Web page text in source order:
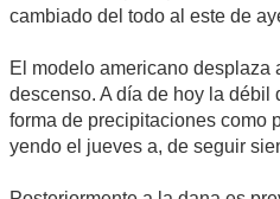
cambiado del todo al este de
El modelo americano desplaza
descenso. A día de hoy la débil
forma de precipitaciones como
yendo el jueves a, de seguir